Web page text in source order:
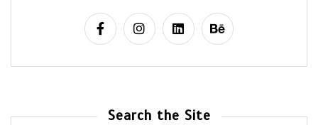
Search the Site